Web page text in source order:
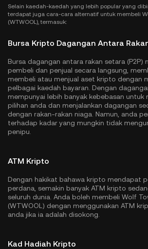
Selain kaedah-kaedah yang lebih popular yang
terdapat juga cara-cara alternatif untuk membeli
(WTWOOL), termasuk:
Bursa Kripto Dagangan Antara
Bursa dagangan antara rakan setara (P2P)
pembeli dan penjual secara langsung,
membeli atau menjual aset kripto dengan
pelbagai kaedah bayaran. Dengan
mempunyai lebih banyak kebebasan untuk
pilihan anda dan menjalankan dagangan
dengan rakan-rakan niaga. Namun, anda
terhadap kadar yang mungkin tidak
penipu.
ATM Kripto
Dengan hakikat bahawa kripto mendapat
perdana, semakin banyak ATM kripto
seluruh dunia. Anda boleh membeli Wolf
(WTWOOL) dengan menggunakan ATM
anda jika ia adalah disokong.
Kad Hadiah Kripto